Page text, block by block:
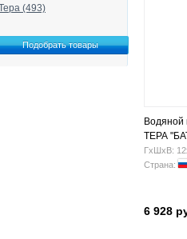
(493)
Водяной
ТЕРА
Н.Г. 3/4"
ГхШхВ:
Страна:
6 928